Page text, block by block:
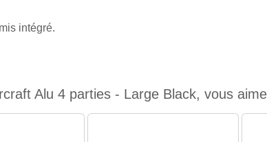
intégré.
Alu 4 parties - Large Black, vous